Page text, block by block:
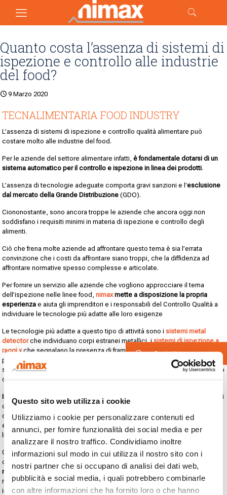
Questo sito web utilizza i cookie
Utilizziamo i cookie per personalizzare contenuti ed
annunci, per fornire funzionalità dei social media e per
analizzare il nostro traffico. Condividiamo inoltre
informazioni sul modo in cui utilizza il nostro sito con i
nostri partner che si occupano di analisi dei dati web,
pubblicità e social media, i quali potrebbero combinarle
con altre informazioni che ha fornito loro o che hanno
Quanto costa l’assenza di sistemi di
ispezione e controllo alle industrie
del food?
9 Marzo 2020
TECNALIMENTARIA FOOD INDUSTRY
L’assenza di sistemi di ispezione e controllo qualità alimentare può
costare molto alle industrie del food.
Per le aziende del settore alimentare infatti,è fondamentale dotarsi di un
sistema automatico per il controllo e ispezione in linea dei prodotti.
L’assenza di tecnologie adeguate comporta gravi sanzioni e l’esclusione
dal mercato della Grande Distribuzione (GDO).
Ciononostante, sono ancora troppe le aziende che ancora oggi non
soddisfano i requisiti minimi in materia di ispezione e controllo degli
alimenti.
Ciò che frena molte aziende ad affrontare questo tema è sia l’errata
convinzione che i costi da affrontare siano troppi, che la diffidenza ad
affrontare normative spesso complesse e articolate.
Per fornire un servizio alle aziende che vogliono approcciare il tema
dell’ispezione nelle linee food,nimaxmette a disposizione la propria
esperienza e aiuta gli imprenditori e i responsabili del Controllo Qualità a
individuare le tecnologie più adatte alle loro esigenze
Le tecnologie più adatte a questo tipo di attività sono isistemi metal
detectorche individuano corpi estranei metallici, isistemi di ispezione a
raggi xche segnalano la presenza di frammenti di varia natura ed eventuali
prodotti non confezionati correttamente, le
selezionatrici ponderaliche
scartano le confezioni con una quantità di prodotto non conforme a quanto
dichiarato nell’etichetta.
Individuare quale tecnologia utilizzare
richiede il supporto di professionisti
con competenze specifiche: sono necessarie sia una vasta conoscenza
delle normative e delle linee guida imposte dalla GDO sia anni di
esperienza delle diverse problematiche tecniche e procedurali delle
linee di prodotti alimentari.
Contrariamente a quanto molti pensano, l’investimentoin tecnologie per il
controllo qualità, se fatto con partner di comprovata esperienza,
meno oneroso di quanto si immagini
e spesso contribuisce anche a
rendere la linea più performante, segnalando tempestivamente le
inefficienze.
Contatti